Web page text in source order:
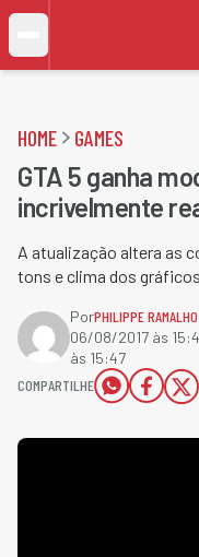
HOME GAMES
GTA 5 ganha
incrivelmente
A atualização altera as
tons e clima dos gráficos
PorPHILIPPE RAMALHO
06/08/2017 às
às 15:47
COMPARTILHE